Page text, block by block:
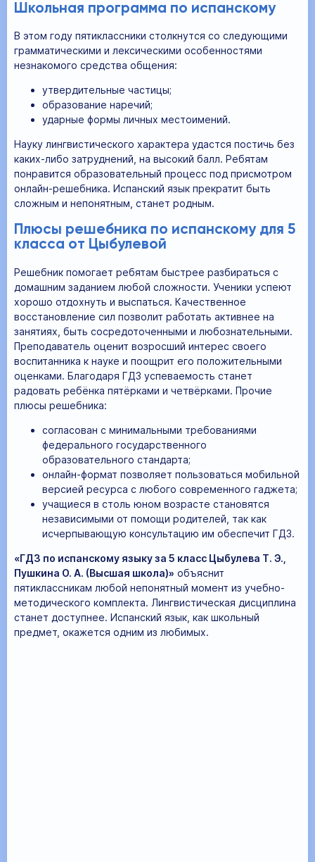
Школьная программа по испанскому
В этом году пятиклассники столкнутся со следующими
грамматическими и лексическими особенностями
незнакомого средства общения:
утвердительные частицы;
образование наречий;
ударные формы личных местоимений.
Науку лингвистического характера удастся постичь без
каких-либо затруднений, на высокий балл. Ребятам
понравится образовательный процесс под присмотром
онлайн-решебника. Испанский язык прекратит быть
сложным и непонятным, станет родным.
Плюсы решебника по испанскому для 5
класса от Цыбулевой
Решебник помогает ребятам быстрее разбираться с
домашним заданием любой сложности. Ученики успеют
хорошо отдохнуть и выспаться. Качественное
восстановление сил позволит работать активнее на
занятиях, быть сосредоточенными и любознательными.
Преподаватель оценит возросший интерес своего
воспитанника к науке и поощрит его положительными
оценками. Благодаря ГДЗ успеваемость станет
радовать ребёнка пятёрками и четвёрками. Прочие
плюсы решебника:
согласован с минимальными требованиями
федерального государственного
образовательного стандарта;
онлайн-формат позволяет пользоваться мобильной
версией ресурса с любого современного гаджета;
учащиеся в столь юном возрасте становятся
независимыми от помощи родителей, так как
исчерпывающую консультацию им обеспечит ГДЗ.
«ГДЗ по испанскому языку за 5 класс Цыбулева Т. Э.,
Пушкина О. А. (Высшая школа)» объяснит
пятиклассникам любой непонятный момент из учебно-
методического комплекта. Лингвистическая дисциплина
станет доступнее. Испанский язык, как школьный
предмет, окажется одним из любимых.